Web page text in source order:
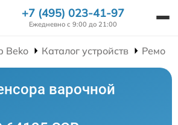
+7 (495) 023-41-97
Ежедневно с 9:00 до 21:00
Beko Каталог устройств
варочной